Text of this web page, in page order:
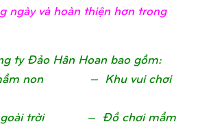
ngày và hoàn thiện hơn trong
ty Đảo Hân Hoan bao gồm:
non – Khu vui chơi
trời – Đồ chơi mầm